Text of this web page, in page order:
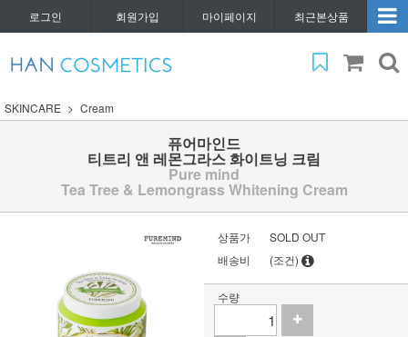
로그인 회원가입 마이페이지 최근본상품
SKINCARE Cream
퓨어마인드
티트리 앤 레몬그라스 화이트닝 크림
Pure mind
Tea Tree & Lemongrass Whitening Cream
상품가
SOLD OUT
배송비
(조건)
수량